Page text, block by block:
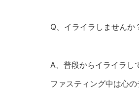
Q、イライラしませんか
A、普段からイライラし
ファスティング中は心